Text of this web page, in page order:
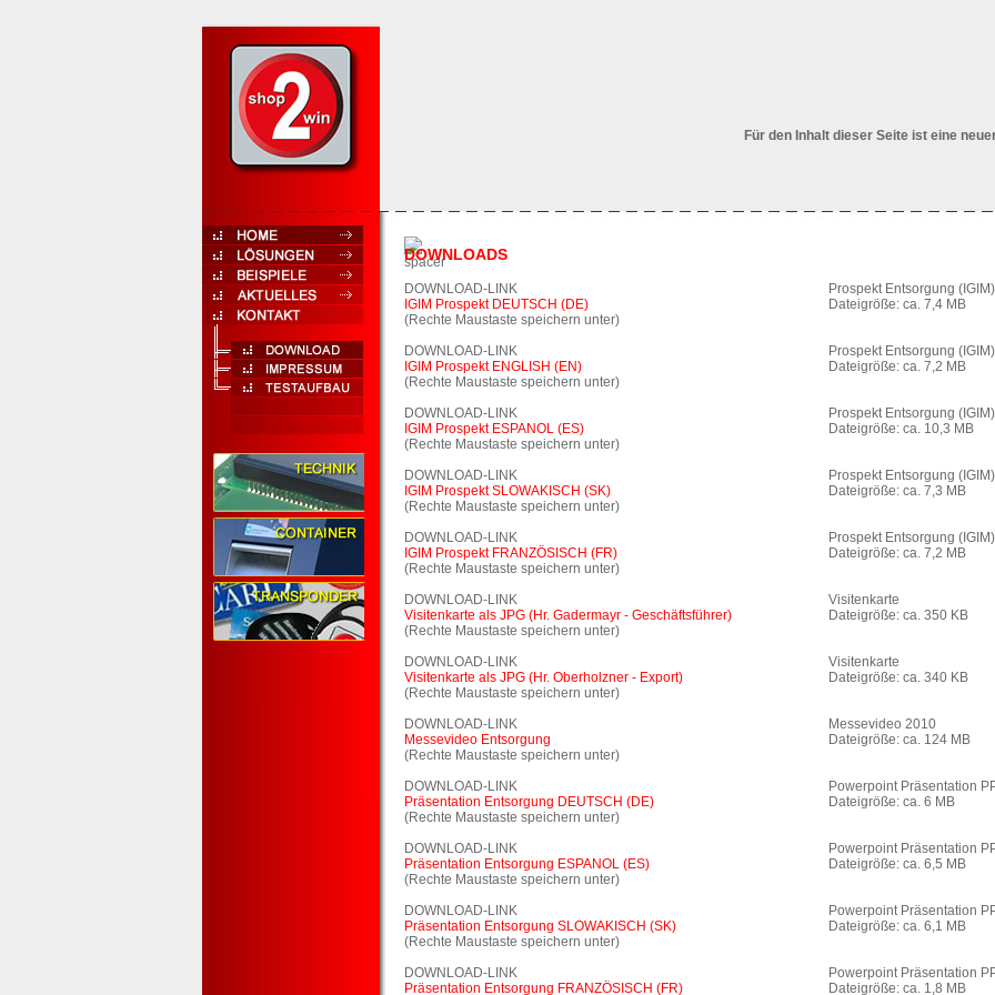
Für den Inhalt dieser Seite ist eine
DOWNLOADS
DOWNLOAD-LINK
IGIM Prospekt DEUTSCH (DE)
(Rechte Maustaste speichern unter)
Prospekt Entsorgung (IGIM)
Dateigröße: ca. 7,4 MB
DOWNLOAD-LINK
IGIM Prospekt ENGLISH (EN)
(Rechte Maustaste speichern unter)
Prospekt Entsorgung (IGIM)
Dateigröße: ca. 7,2 MB
DOWNLOAD-LINK
IGIM Prospekt ESPANOL (ES)
(Rechte Maustaste speichern unter)
Prospekt Entsorgung (IGIM)
Dateigröße: ca. 10,3 MB
DOWNLOAD-LINK
IGIM Prospekt SLOWAKISCH (SK)
(Rechte Maustaste speichern unter)
Prospekt Entsorgung (IGIM)
Dateigröße: ca. 7,3 MB
DOWNLOAD-LINK
IGIM Prospekt FRANZÖSISCH (FR)
(Rechte Maustaste speichern unter)
Prospekt Entsorgung (IGIM)
Dateigröße: ca. 7,2 MB
DOWNLOAD-LINK
Visitenkarte als JPG (Hr. Gadermayr - Geschäftsführer)
(Rechte Maustaste speichern unter)
Visitenkarte
Dateigröße: ca. 350 KB
DOWNLOAD-LINK
Visitenkarte als JPG (Hr. Oberholzner - Export)
(Rechte Maustaste speichern unter)
Visitenkarte
Dateigröße: ca. 340 KB
DOWNLOAD-LINK
Messevideo Entsorgung
(Rechte Maustaste speichern unter)
Messevideo 2010
Dateigröße: ca. 124 MB
DOWNLOAD-LINK
Präsentation Entsorgung DEUTSCH (DE)
(Rechte Maustaste speichern unter)
Powerpoint Präsentation
Dateigröße: ca. 6 MB
DOWNLOAD-LINK
Präsentation Entsorgung ESPANOL (ES)
(Rechte Maustaste speichern unter)
Powerpoint Präsentation
Dateigröße: ca. 6,5 MB
DOWNLOAD-LINK
Präsentation Entsorgung SLOWAKISCH (SK)
(Rechte Maustaste speichern unter)
Powerpoint Präsentation
Dateigröße: ca. 6,1 MB
DOWNLOAD-LINK
Präsentation Entsorgung FRANZÖSISCH (FR)
Powerpoint Präsentation
Dateigröße: ca. 1,8 MB